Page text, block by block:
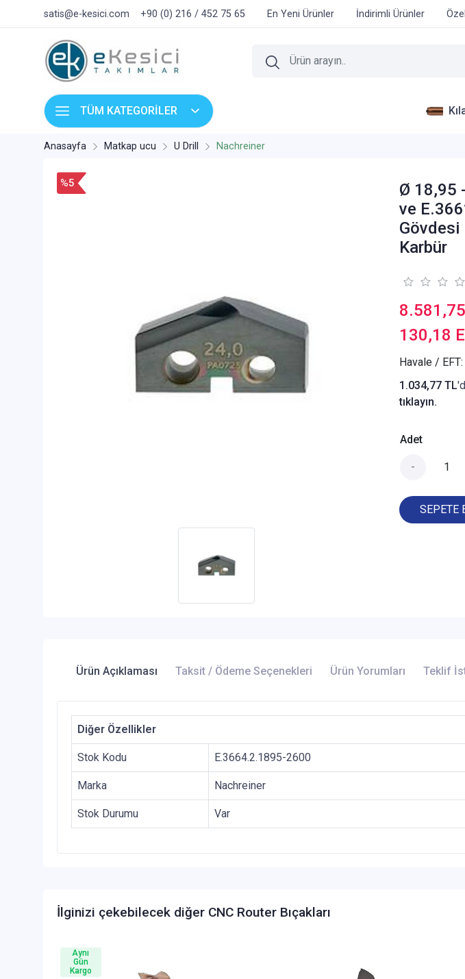
satis@e-kesici.com +90 (0) 216 / 452 75 65 En Yeni Ürünler İndirimli Ürünler
TÜM KATEGORİLER
Anasayfa Matkap ucu U Drill Nachreiner
%5
Ø 18,95
ve
Karbür
130,18
Havale / EFT:
1.034,77 TL
tıklayın.
Adet
-
SEPETE
Ürün Açıklaması Taksit / Ödeme Seçenekleri Ürün Yorumları Teklif
Diğer Özellikler
Stok Kodu E.3664.2.1895-2600
Marka Nachreiner
Stok Durumu Var
İlginizi çekebilecek diğer CNC Router Bıçakları
Aynı
Gün
Kargo